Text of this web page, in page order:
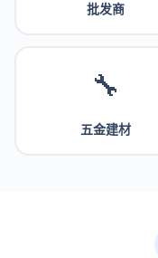
批发商
🔧
五金建材